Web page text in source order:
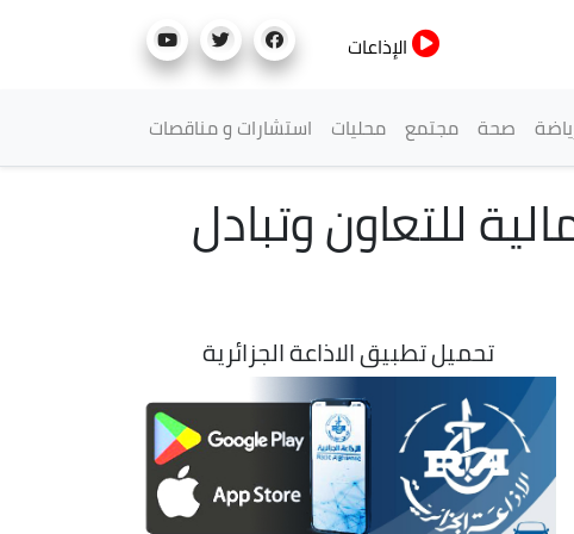
الإذاعات
صحة مجتمع محليات استشارات و مناقصات
للتعاون وتبادل
تحميل تطبيق الاذاعة الجزائرية